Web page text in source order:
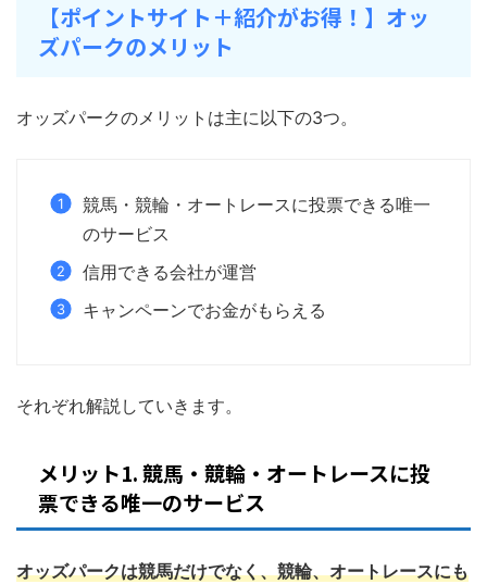
【ポイントサイト＋紹介がお得！】オッ
ズパークのメリット
オッズパークのメリットは主に以下の3つ。
競馬・競輪・オートレースに投票できる唯一
のサービス
信用できる会社が運営
キャンペーンでお金がもらえる
それぞれ解説していきます。
メリット1. 競馬・競輪・オートレースに投
票できる唯一のサービス
オッズパークは競馬だけでなく、競輪、オートレースにも